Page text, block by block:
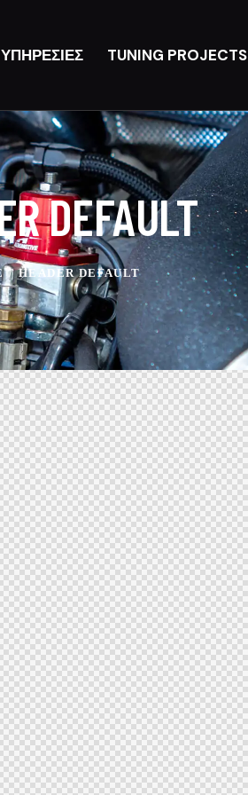
ΥΠΗΡΕΣΊΕΣ TUNING PROJECTS
DEFAULT
HEADER DEFAULT